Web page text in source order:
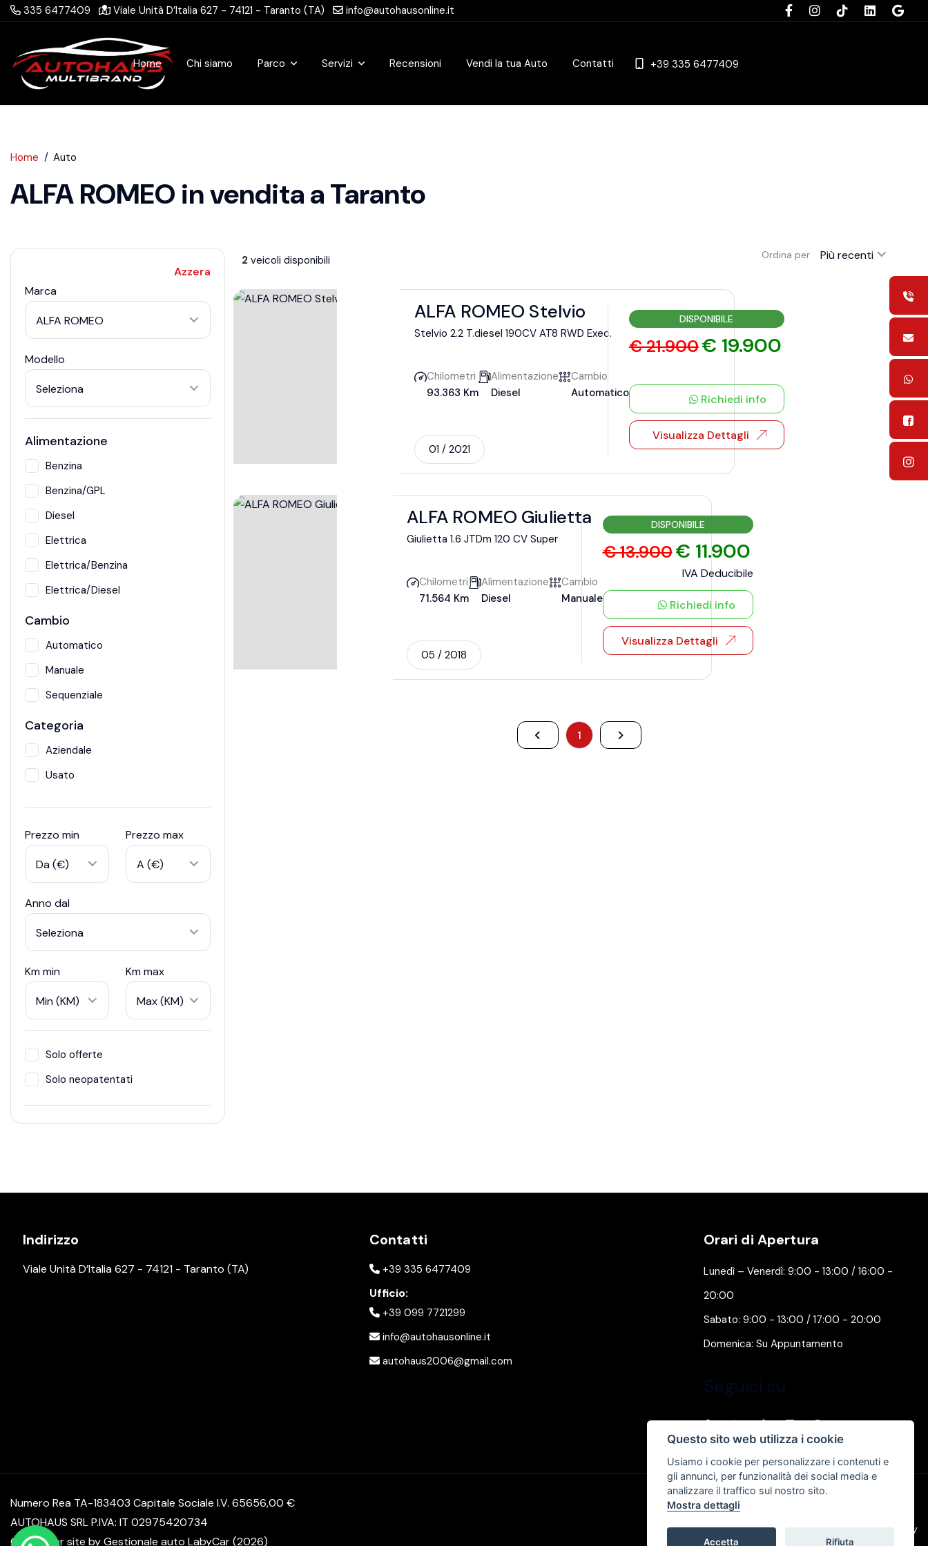
335 6477409 Viale Unità D’Italia 627 - 74121 - Taranto (TA) info@autohausonline.it
Home Chi siamo Parco Servizi Recensioni Vendi la tua Auto Contatti +39 335 6477409
Home Auto
ALFA ROMEO in vendita a Taranto
Azzera
Marca
ALFA ROMEO
Modello
Seleziona
Alimentazione
Benzina
Benzina/GPL
Diesel
Elettrica
Elettrica/Benzina
Elettrica/Diesel
Cambio
Automatico
Manuale
Sequenziale
Categoria
Aziendale
Usato
Prezzo min
Da (€)
Prezzo max
A (€)
Anno dal
Seleziona
Km min
Min (KM)
Km max
Max (KM)
Solo offerte
Solo neopatentati
2veicoli disponibili Ordina per Più recenti
ALFA ROMEO Stelvio
Stelvio 2.2 T.diesel 190CV AT8 RWD Exec.
Chilometri
93.363 Km
Alimentazione
Diesel
Cambio
Automatico
01 / 2021
DISPONIBILE
€ 21.900€ 19.900
Richiedi info
Visualizza Dettagli
ALFA ROMEO Giulietta
Giulietta 1.6 JTDm 120 CV Super
Chilometri
71.564 Km
Alimentazione
Diesel
Cambio
Manuale
05 / 2018
DISPONIBILE
€ 13.900€ 11.900
IVA Deducibile
Richiedi info
Visualizza Dettagli
1
Indirizzo
Viale Unità D’Italia 627 - 74121 - Taranto (TA)
Contatti
+39 335 6477409
Ufficio:
+39 099 7721299
info@autohausonline.it
autohaus2006@gmail.com
Orari di Apertura
Lunedì – Venerdì: 9:00 - 13:00 / 16:00 -
20:00
Sabato: 9:00 - 13:00 / 17:00 - 20:00
Domenica: Su Appuntamento
Seguici su
Numero Rea TA-183403 Capitale Sociale I.V. 65656,00 €
AUTOHAUS SRL P.IVA: IT 02975420734
© Another site byGestionale auto LabyCar (2026)
Privacy & Cookie Policy
Questo sito web utilizza i cookie
Usiamo i cookie per personalizzare i contenuti e
gli annunci, per funzionalità dei social media e
analizzare il traffico sul nostro sito.
Mostra dettagli
Accetta Rifiuta